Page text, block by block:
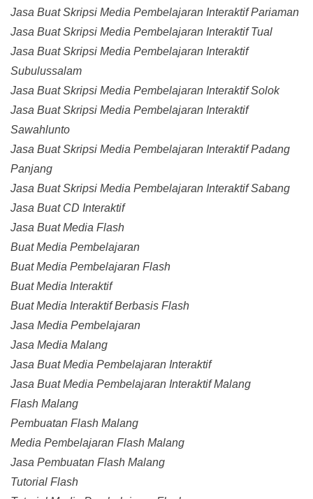
Jasa Buat Skripsi Media Pembelajaran Interaktif Pariaman
Jasa Buat Skripsi Media Pembelajaran Interaktif Tual
Jasa Buat Skripsi Media Pembelajaran Interaktif
Subulussalam
Jasa Buat Skripsi Media Pembelajaran Interaktif Solok
Jasa Buat Skripsi Media Pembelajaran Interaktif
Sawahlunto
Jasa Buat Skripsi Media Pembelajaran Interaktif Padang
Panjang
Jasa Buat Skripsi Media Pembelajaran Interaktif Sabang
Jasa Buat CD Interaktif
Jasa Buat Media Flash
Buat Media Pembelajaran
Buat Media Pembelajaran Flash
Buat Media Interaktif
Buat Media Interaktif Berbasis Flash
Jasa Media Pembelajaran
Jasa Media Malang
Jasa Buat Media Pembelajaran Interaktif
Jasa Buat Media Pembelajaran Interaktif Malang
Flash Malang
Pembuatan Flash Malang
Media Pembelajaran Flash Malang
Jasa Pembuatan Flash Malang
Tutorial Flash